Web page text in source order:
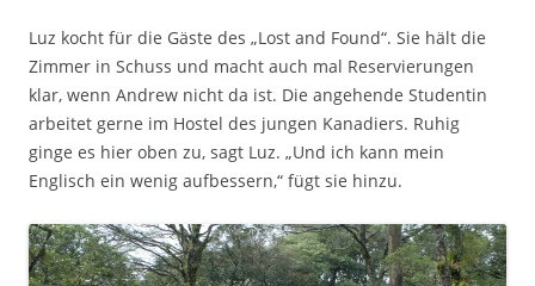
Luz kocht für die Gäste des „Lost and Found“. Sie hält die
Zimmer in Schuss und macht auch mal Reservierungen
klar, wenn Andrew nicht da ist. Die angehende Studentin
arbeitet gerne im Hostel des jungen Kanadiers. Ruhig
ginge es hier oben zu, sagt Luz. „Und ich kann mein
Englisch ein wenig aufbessern,“ fügt sie hinzu.